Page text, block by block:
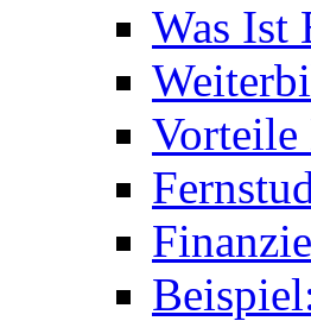
Was Ist
Vorteile